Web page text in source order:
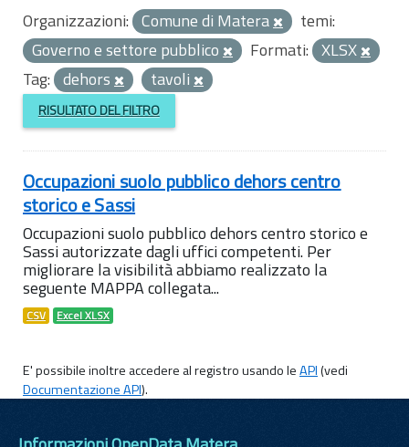
Organizzazioni: Comune di Matera
temi:
Governo e settore pubblico
Formati: XLSX
Tag: dehors tavoli
RISULTATO DEL FILTRO
Occupazioni suolo pubblico dehors centro
storico e Sassi
Occupazioni suolo pubblico dehors centro storico e
Sassi autorizzate dagli uffici competenti. Per
migliorare la visibilità abbiamo realizzato la
seguente MAPPA collegata...
CSV Excel XLSX
E' possibile inoltre accedere al registro usando leAPI(vedi
Documentazione API).